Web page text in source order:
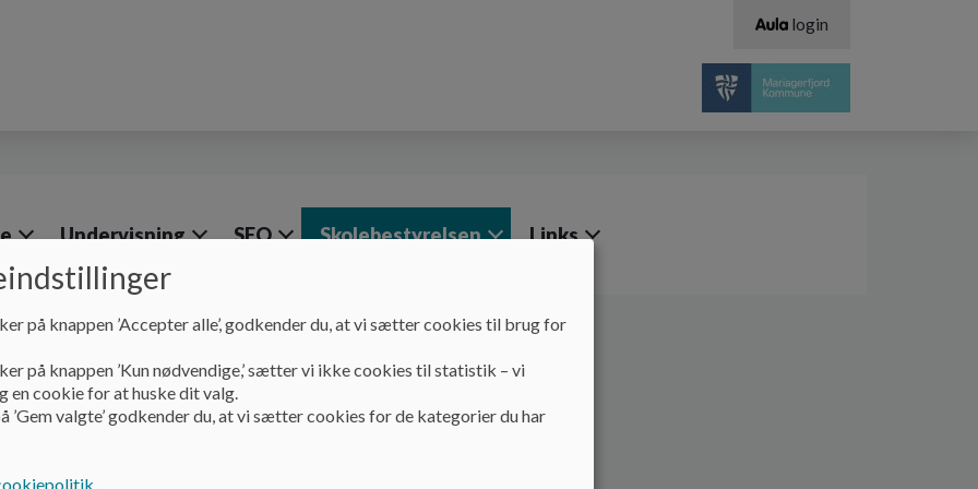
login
Undervisning SFO Skolebestyrelsen Links
Skolebestyrelsen Fritidstilbud
Fritidstilbud
på knappen ’Accepter alle’, godkender du, at vi sætter cookies til brug for
på knappen ’Kun nødvendige,’ sætter vi ikke cookies til statistik – vi
en cookie for at huske dit valg.
’Gem valgte’ godkender du, at vi sætter cookies for de kategorier du har
.